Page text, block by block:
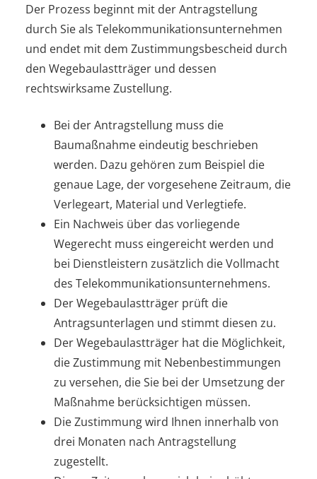
Der Prozess beginnt mit der Antragstellung
durch Sie als Telekommunikationsunternehmen
und endet mit dem Zustimmungsbescheid durch
den Wegebaulastträger und dessen
rechtswirksame Zustellung.
Bei der Antragstellung muss die
Baumaßnahme eindeutig beschrieben
werden. Dazu gehören zum Beispiel die
genaue Lage, der vorgesehene Zeitraum, die
Verlegeart, Material und Verlegtiefe.
Ein Nachweis über das vorliegende
Wegerecht muss eingereicht werden und
bei Dienstleistern zusätzlich die Vollmacht
des Telekommunikationsunternehmens.
Der Wegebaulastträger prüft die
Antragsunterlagen und stimmt diesen zu.
Der Wegebaulastträger hat die Möglichkeit,
die Zustimmung mit Nebenbestimmungen
zu versehen, die Sie bei der Umsetzung der
Maßnahme berücksichtigen müssen.
Die Zustimmung wird Ihnen innerhalb von
drei Monaten nach Antragstellung
zugestellt.